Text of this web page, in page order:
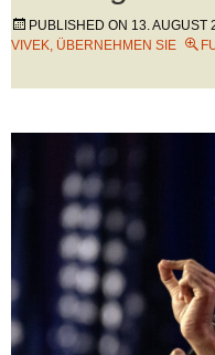
PUBLISHED ON 13. AUGUST
VIVEK, ÜBERNEHMEN SIE